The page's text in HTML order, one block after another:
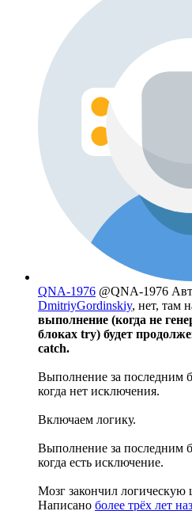
QNA-1976 @QNA-1976
DmitriyGordinskiy, нет, там
выполнение (когда не
блоках try) будет
catch.
Выполнение за последним
когда нет исключения.
Включаем логику.
Выполнение за последним
когда есть исключение.
Мозг закончил логическую
Написано более трёх лет